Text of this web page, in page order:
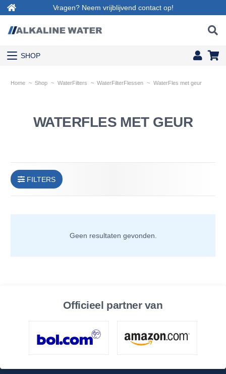
Vragen? Neem vrijblijvend contact op!
SHOP
Home ~ Shop ~ WaterFilters ~ WaterFilterFlessen ~ WaterFles met geur
WATERFLES MET GEUR
FILTERS
Geen resultaten gevonden.
Officieel partner van